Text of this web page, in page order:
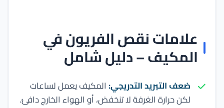
علامات نقص الفريون في
المكيف – دليل شامل
ضعف التبريد التدريجي:المكيف يعمل لساعات
لكن حرارة الغرفة لا تنخفض، أو الهواء الخارج دافئ.